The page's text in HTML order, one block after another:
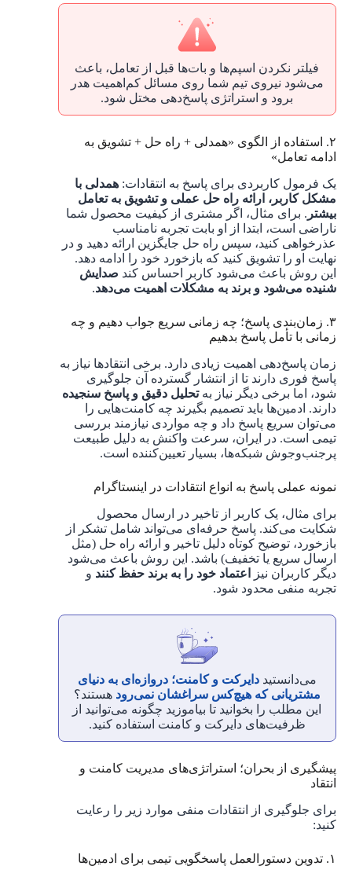
فیلتر نکردن اسپم‌ها و بات‌ها قبل از تعامل، باعث
می‌شود نیروی تیم شما روی مسائل کم‌اهمیت هدر
برود و استراتژی پاسخ‌دهی مختل شود.
۲. استفاده از الگوی «همدلی + راه حل + تشویق به
ادامه تعامل»
یک فرمول کاربردی برای پاسخ به انتقادات: همدلی با
مشکل کاربر، ارائه راه حل عملی و تشویق به تعامل
بیشتر . برای مثال، اگر مشتری از کیفیت محصول شما
ناراضی است، ابتدا از او بابت تجربه نامناسب
عذرخواهی کنید، سپس راه حل جایگزین ارائه دهید و در
نهایت او را تشویق کنید که بازخورد خود را ادامه دهد.
این روش باعث می‌شود کاربر احساس کند صدایش
شنیده می‌شود و برند به مشکلات اهمیت می‌دهد.
۳. زمان‌بندی پاسخ؛‌ چه زمانی سریع جواب دهیم و چه
زمانی با تأمل پاسخ بدهیم
زمان پاسخ‌دهی اهمیت زیادی دارد. برخی انتقادها نیاز به
پاسخ فوری دارند تا از انتشار گسترده آن جلوگیری
شود، اما برخی دیگر نیاز بهتحلیل دقیق و پاسخ سنجیده
دارند. ادمین‌ها باید تصمیم بگیرند چه کامنت‌هایی را
می‌توان سریع پاسخ داد و چه مواردی نیازمند بررسی
تیمی است. در ایران، سرعت واکنش به دلیل طبیعت
پرجنب‌وجوش شبکه‌ها، بسیار تعیین‌کننده است.
نمونه عملی پاسخ به انواع انتقادات در اینستاگرام
برای مثال، یک کاربر از تاخیر در ارسال محصول
شکایت می‌کند. پاسخ حرفه‌ای می‌تواند شامل تشکر از
بازخورد، توضیح کوتاه دلیل تاخیر و ارائه راه حل (مثل
ارسال سریع یا تخفیف) باشد. این روش باعث می‌شود
دیگر کاربران نیز
اعتماد خود را به برند حفظ کنند و
تجربه منفی محدود شود.
می‌دانستیددایرکت و کامنت؛ دروازه‌ای به دنیای
مشتریانی که هیچ‌کس سراغشان نمی‌رود هستند؟
این مطلب را بخوانید تا بیاموزید چگونه می‌توانید از
ظرفیت‌های دایرکت و کامنت استفاده کنید.
پیشگیری از بحران؛ استراتژی‌های مدیریت کامنت و
انتقاد
برای جلوگیری از انتقادات منفی موارد زیر را رعایت
کنید:
۱. تدوین دستورالعمل پاسخگویی تیمی برای ادمین‌ها